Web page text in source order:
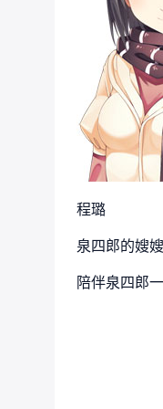
程璐
泉四郎的嫂
陪伴泉四郎